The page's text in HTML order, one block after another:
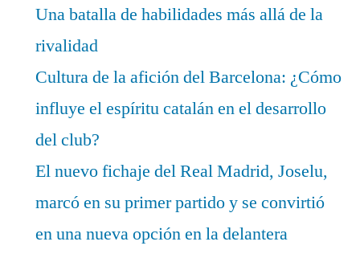
Una batalla de habilidades más allá de la
rivalidad
Cultura de la afición del Barcelona: ¿Cómo
influye el espíritu catalán en el desarrollo
del club?
El nuevo fichaje del Real Madrid, Joselu,
marcó en su primer partido y se convirtió
en una nueva opción en la delantera